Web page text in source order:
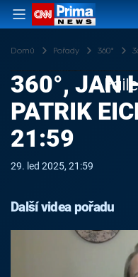
Domů Pořady 360°
360°, JAN
PATRIK
21:59
29. led 2025, 21:59
Další videa pořadu